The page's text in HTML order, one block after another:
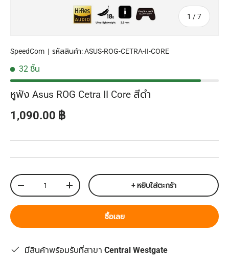
1 /จาก
7
SpeedCom | รหัสสินค้า:ASUS-ROG-CETRA-II-CORE
32 ชิ้น
หูฟัง Asus ROG Cetra II Core สีดำ
ราคาปกติ
1,090.00 ฿
จำนวน
ลดจำนวน
เพิ่มจำนวน + หยิบใส่ตะกร้า
ซื้อเลย
มีสินค้าพร้อมรับที่สาขา Central Westgate